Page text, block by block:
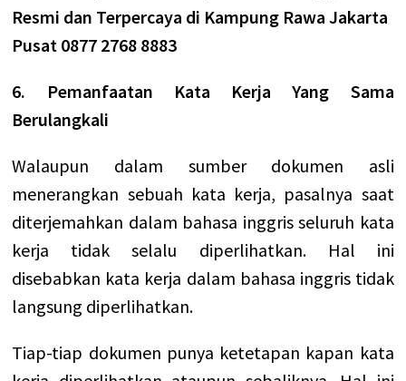
Resmi dan Terpercaya di Kampung Rawa Jakarta
Pusat 0877 2768 8883
6. Pemanfaatan Kata Kerja Yang Sama
Berulangkali
Walaupun dalam sumber dokumen asli
menerangkan sebuah kata kerja, pasalnya saat
diterjemahkan dalam bahasa inggris seluruh kata
kerja tidak selalu diperlihatkan. Hal ini
disebabkan kata kerja dalam bahasa inggris tidak
langsung diperlihatkan.
Tiap-tiap dokumen punya ketetapan kapan kata